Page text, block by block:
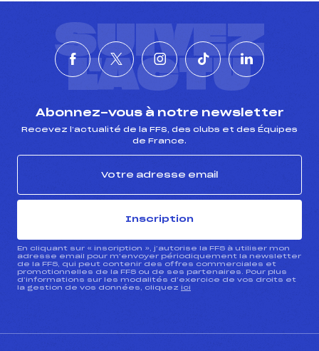
SUIVEZ
L'ACTU
Abonnez-vous à notre newsletter
Recevez l’actualité de la FFS, des clubs et des Équipes
de France.
Inscription
En cliquant sur « inscription », j’autorise la FFS à utiliser mon
adresse email pour m’envoyer périodiquement la newsletter
de la FFS, qui peut contenir des offres commerciales et
promotionnelles de la FFS ou de ses partenaires. Pour plus
d’informations sur les modalités d’exercice de vos droits et
la gestion de vos données, cliquez ici